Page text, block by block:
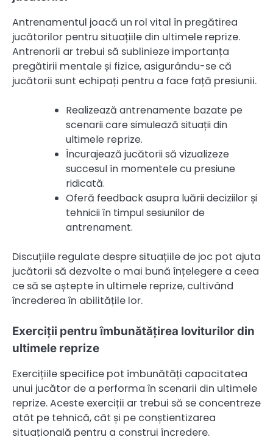
Antrenamentul joacă un rol vital în pregătirea
jucătorilor pentru situațiile din ultimele reprize.
Antrenorii ar trebui să sublinieze importanța
pregătirii mentale și fizice, asigurându-se că
jucătorii sunt echipați pentru a face față presiunii.
Realizează antrenamente bazate pe
scenarii care simulează situații din
ultimele reprize.
Încurajează jucătorii să vizualizeze
succesul în momentele cu presiune
ridicată.
Oferă feedback asupra luării deciziilor și
tehnicii în timpul sesiunilor de
antrenament.
Discuțiile regulate despre situațiile de joc pot ajuta
jucătorii să dezvolte o mai bună înțelegere a ceea
ce să se aștepte în ultimele reprize, cultivând
încrederea în abilitățile lor.
Exerciții pentru îmbunătățirea loviturilor din
ultimele reprize
Exercițiile specifice pot îmbunătăți capacitatea
unui jucător de a performa în scenarii din ultimele
reprize. Aceste exerciții ar trebui să se concentreze
atât pe tehnică, cât și pe conștientizarea
situațională pentru a construi încredere.